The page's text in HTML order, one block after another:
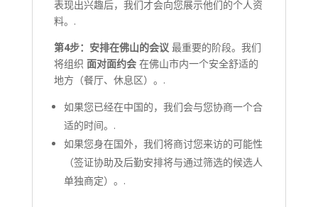
表现出兴趣后，我们才会向您展示他们的个人资
料。.
第4步：安排在佛山的会议最重要的阶段。我们
将组织 面对面约会在佛山市内一个安全舒适的
地方（餐厅、休息区）。.
如果您已经在中国的，我们会与您协商一个合
适的时间。.
如果您身在国外，我们将商讨您来访的可能性
（签证协助及后勤安排将与通过筛选的候选人
单独商定）。.